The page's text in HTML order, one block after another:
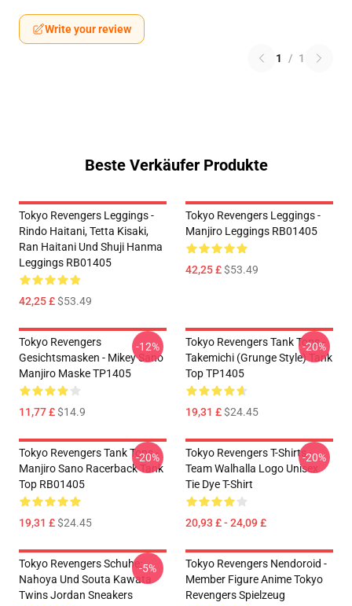
Write your review
1 / 1
Beste Verkäufer Produkte
Tokyo Revengers Leggings -
Rindo Haitani, Tetta Kisaki,
Ran Haitani Und Shuji Hanma
Leggings RB01405
42,25 £$53.49
Tokyo Revengers Leggings -
Manjiro Leggings RB01405
42,25 £$53.49
Tokyo Revengers
Gesichtsmasken - Mikey Sano
Manjiro Maske TP1405
11,77 £$14.9
-12%
Tokyo Revengers Tank Tops -
Takemichi (Grunge Style) Tank
Top TP1405
19,31 £$24.45
-20%
Tokyo Revengers Tank Tops -
Manjiro Sano Racerback Tank
Top RB01405
19,31 £$24.45
-20%
Tokyo Revengers T-Shirts -
Team Walhalla Logo Unisex
Tie Dye T-Shirt
20,93 £ - 24,09 £
-20%
Tokyo Revengers Schuhe:
Nahoya Und Souta Kawata
Twins Jordan Sneakers
-5%
Tokyo Revengers Nendoroid -
Member Figure Anime Tokyo
Revengers Spielzeug